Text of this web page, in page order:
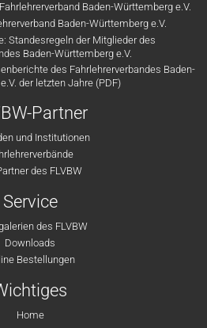
Baden-Württemberg e.V.
Baden-Württemberg e.V.
Standesregeln der Mitglieder des
Baden-Württemberg e.V.
des Fahrlehrerverbandes Baden-
der letzten Jahre (PDF)
Partner
und Institutionen
des FLVBW
Service
des FLVBW
Downloads
Bestellungen
Home